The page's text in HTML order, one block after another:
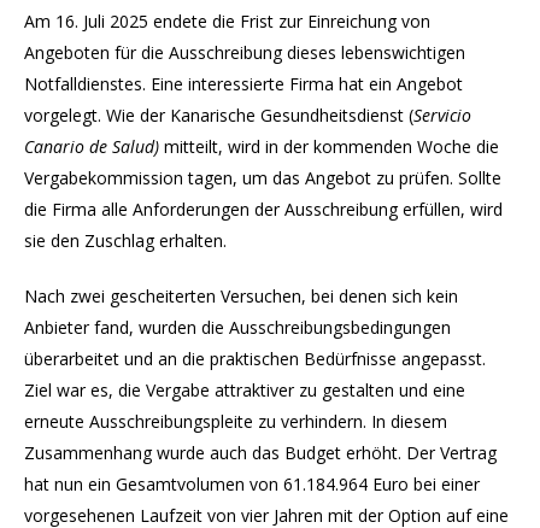
Am 16. Juli 2025 endete die Frist zur Einreichung von
Angeboten für die Ausschreibung dieses lebenswichtigen
Notfalldienstes. Eine interessierte Firma hat ein Angebot
vorgelegt. Wie der Kanarische Gesundheitsdienst (Servicio
Canario de Salud) mitteilt, wird in der kommenden Woche die
Vergabekommission tagen, um das Angebot zu prüfen. Sollte
die Firma alle Anforderungen der Ausschreibung erfüllen, wird
sie den Zuschlag erhalten.
Nach zwei gescheiterten Versuchen, bei denen sich kein
Anbieter fand, wurden die Ausschreibungsbedingungen
überarbeitet und an die praktischen Bedürfnisse angepasst.
Ziel war es, die Vergabe attraktiver zu gestalten und eine
erneute Ausschreibungspleite zu verhindern. In diesem
Zusammenhang wurde auch das Budget erhöht. Der Vertrag
hat nun ein Gesamtvolumen von 61.184.964 Euro bei einer
vorgesehenen Laufzeit von vier Jahren mit der Option auf eine